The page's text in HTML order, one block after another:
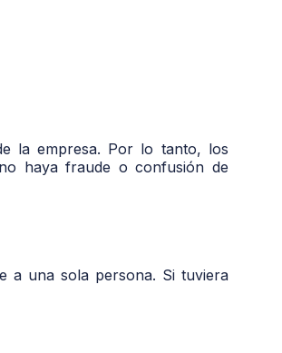
la empresa. Por lo tanto, los
haya fraude o confusión de
a una sola persona. Si tuviera